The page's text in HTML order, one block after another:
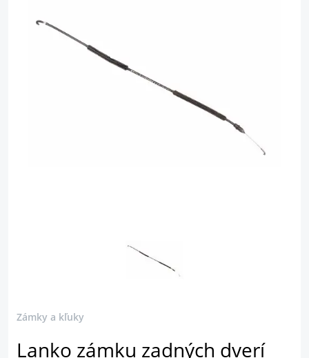
Zámky a kľuky
Lanko zámku zadných dverí